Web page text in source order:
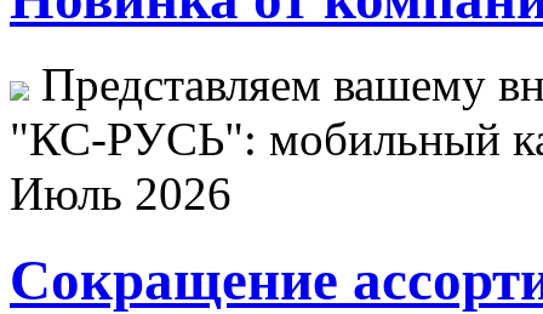
Представляем вашему
"КС-РУСЬ": мобильный
Июль 2026
Сокращение